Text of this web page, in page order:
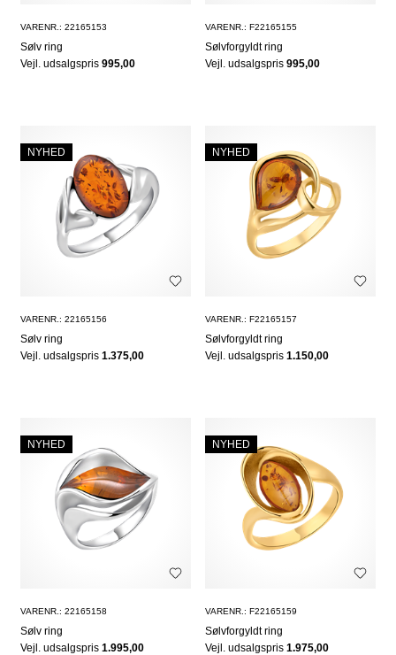
VARENR.: 22165153
Sølv ring
Vejl. udsalgspris 995,00
VARENR.: F22165155
Sølvforgyldt ring
Vejl. udsalgspris995,00
NYHED
VARENR.: 22165156
Sølv ring
Vejl. udsalgspris 1.375,00
NYHED
VARENR.: F22165157
Sølvforgyldt ring
Vejl. udsalgspris1.150,00
NYHED
VARENR.: 22165158
Sølv ring
Vejl. udsalgspris 1.995,00
NYHED
VARENR.: F22165159
Sølvforgyldt ring
Vejl. udsalgspris1.975,00